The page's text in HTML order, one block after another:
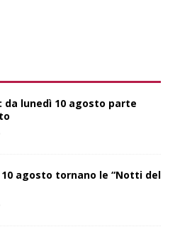
da lunedì 10 agosto parte
agosto tornano le “Notti del